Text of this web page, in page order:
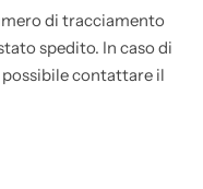
di tracciamento
spedito. In caso di
contattare il